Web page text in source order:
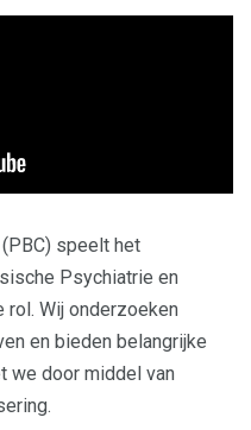
speelt het
Psychiatrie en
rol. Wij onderzoeken
en bieden belangrijke
we door middel van